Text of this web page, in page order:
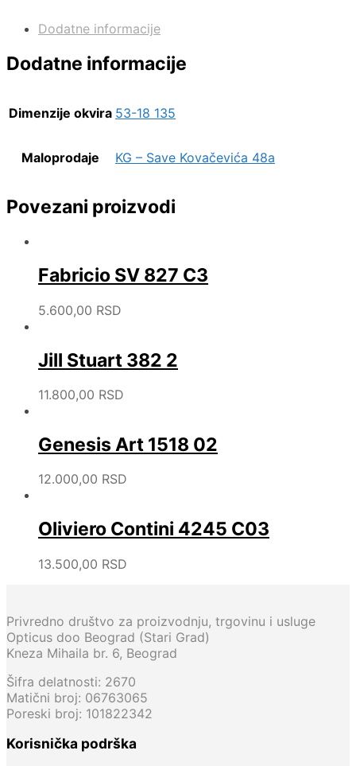
Dodatne informacije
Dodatne informacije
Dimenzije okvira 53-18 135
Maloprodaje KG – Save Kovačevića 48a
Povezani proizvodi
Fabricio SV 827 C3
5.600,00 RSD
Jill Stuart 382 2
11.800,00 RSD
Genesis Art 1518 02
12.000,00 RSD
Oliviero Contini 4245 C03
13.500,00 RSD
Privredno društvo za proizvodnju, trgovinu i usluge
Opticus doo Beograd (Stari Grad)
Kneza Mihaila br. 6, Beograd
Šifra delatnosti: 2670
Matični broj: 06763065
Poreski broj: 101822342
Korisnička podrška